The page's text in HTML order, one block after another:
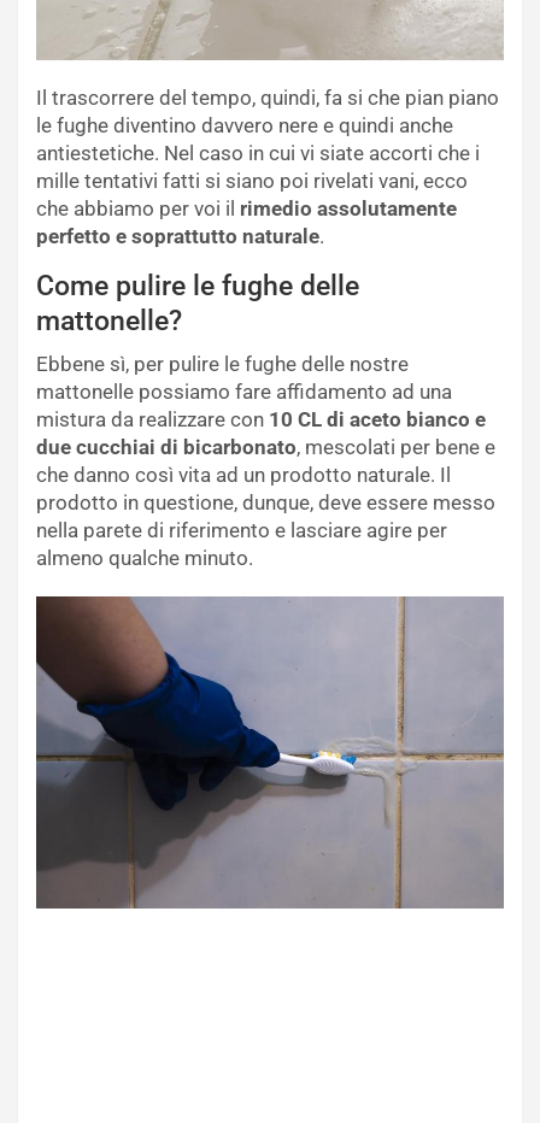
Il trascorrere del tempo, quindi, fa si che pian piano
le fughe diventino davvero nere e quindi anche
antiestetiche. Nel caso in cui vi siate accorti che i
mille tentativi fatti si siano poi rivelati vani, ecco
che abbiamo per voi il rimedio assolutamente
perfetto e soprattutto naturale.
Come pulire le fughe delle
mattonelle?
Ebbene sì, per pulire le fughe delle nostre
mattonelle possiamo fare affidamento ad una
mistura da realizzare con 10 CL di aceto bianco e
due cucchiai di bicarbonato, mescolati per bene e
che danno così vita ad un prodotto naturale. Il
prodotto in questione, dunque, deve essere messo
nella parete di riferimento e lasciare agire per
almeno qualche minuto.